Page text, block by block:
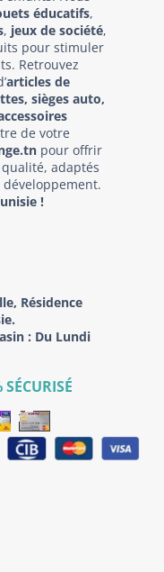
éducatifs,
, jeux de société,
pour stimuler
Retrouvez
articles de
sièges auto,
de votre
pour offrir
adaptés
!
Résidence
: Du Lundi